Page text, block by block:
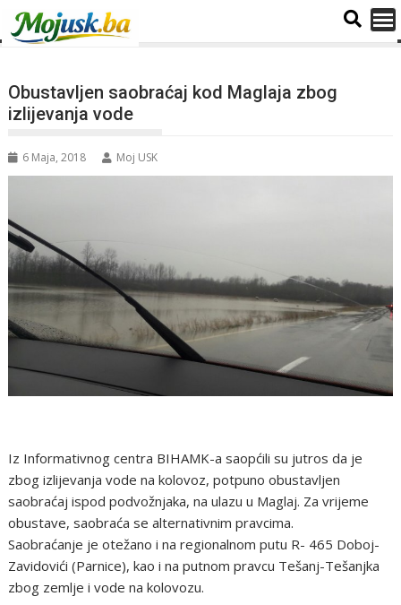
Obustavljen saobraćaj kod Maglaja zbog
izlijevanja vode
6 Maja, 2018 Moj USK
Iz Informativnog centra BIHAMK-a saopćili su jutros da je
zbog izlijevanja vode na kolovoz, potpuno obustavljen
saobraćaj ispod podvožnjaka, na ulazu u Maglaj. Za vrijeme
obustave, saobraća se alternativnim pravcima.
Saobraćanje je otežano i na regionalnom putu R- 465 Doboj-
Zavidovići (Parnice), kao i na putnom pravcu Tešanj-Tešanjka
zbog zemlje i vode na kolovozu.